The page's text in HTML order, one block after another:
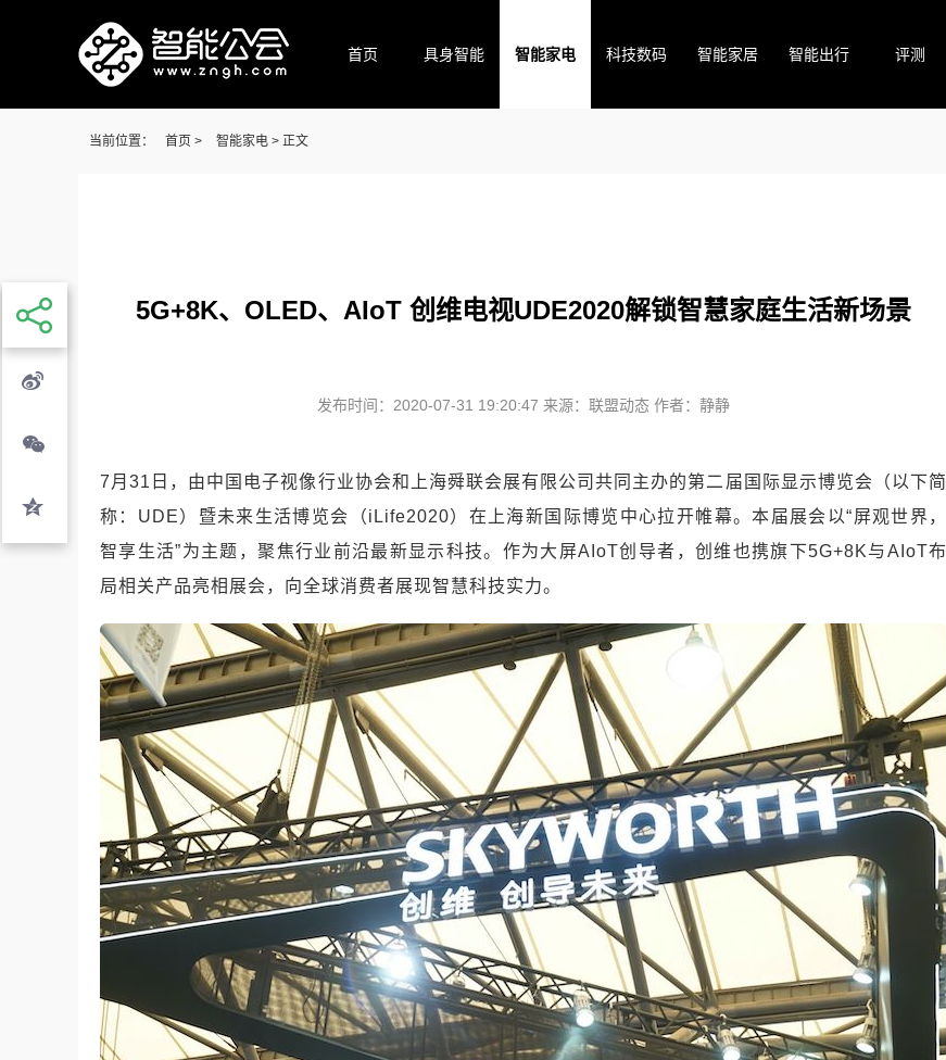
首页 具身智能 智能家电 科技数码 智能家居 智能出行 评测
当前位置： 首页 > 智能家电 > 正文
5G+8K、OLED、AIoT 创维电视UDE2020解锁智慧家庭生活新场景
发布时间：2020-07-31 19:20:47 来源：联盟动态 作者：静静
7月31日，由中国电子视像行业协会和上海舜联会展有限公司共同主办的第二届国际显示博览会（以下简
称：UDE）暨未来生活博览会（iLife2020）在上海新国际博览中心拉开帷幕。本届展会以“屏观世界，
智享生活”为主题，聚焦行业前沿最新显示科技。作为大屏AIoT创导者，创维也携旗下5G+8K与AIoT布
局相关产品亮相展会，向全球消费者展现智慧科技实力。